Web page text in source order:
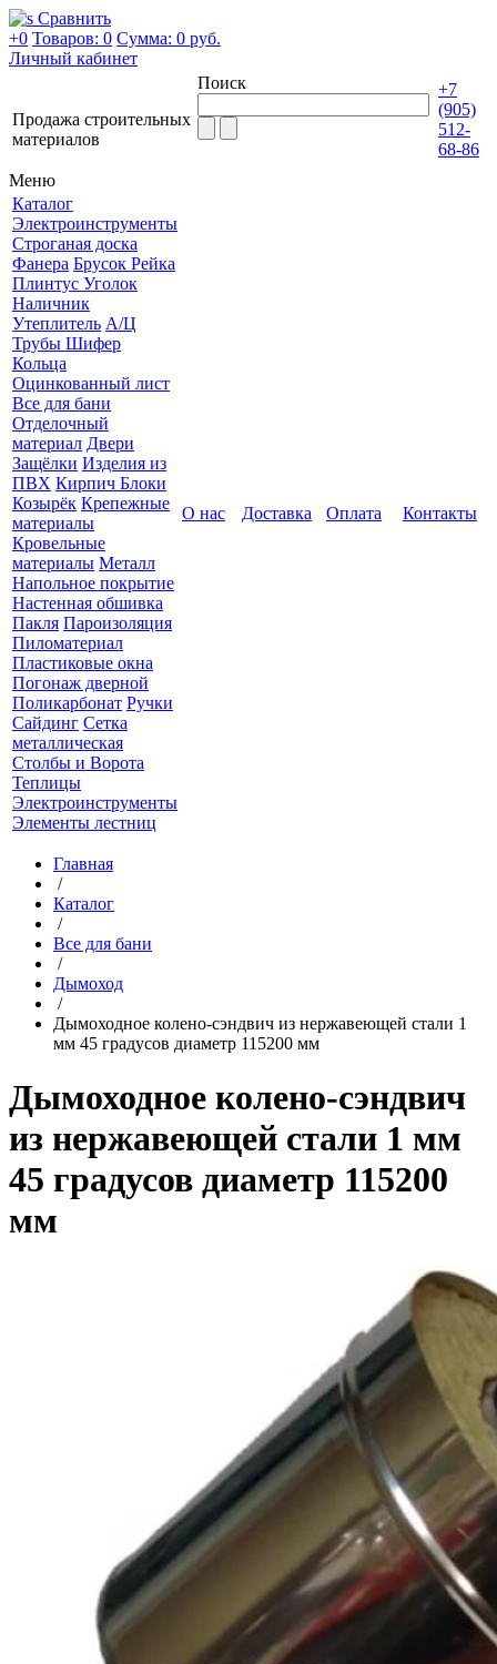
Сравнить
+0 Товаров: 0 Сумма: 0 руб.
Личный кабинет
Продажа строительных
материалов
Поиск
+7
(905)
512-
68-86
Меню
Каталог
Электроинструменты
Строганая доска
Фанера Брусок Рейка
Плинтус Уголок
Наличник
Утеплитель А/Ц
Трубы Шифер
Кольца
Оцинкованный лист
Все для бани
Отделочный
материал Двери
Защёлки Изделия из
ПВХ Кирпич Блоки
Козырёк Крепежные
материалы
Кровельные
материалы Металл
Напольное покрытие
Настенная обшивка
Пакля Пароизоляция
Пиломатериал
Пластиковые окна
Погонаж дверной
Поликарбонат Ручки
Сайдинг Сетка
металлическая
Столбы и Ворота
Теплицы
Электроинструменты
Элементы лестниц
О нас Доставка Оплата Контакты
Главная
/
Каталог
/
Все для бани
/
Дымоход
/
Дымоходное колено-сэндвич из нержавеющей стали 1
мм 45 градусов диаметр 115200 мм
Дымоходное колено-сэндвич
из нержавеющей стали 1 мм
45 градусов диаметр 115200
мм